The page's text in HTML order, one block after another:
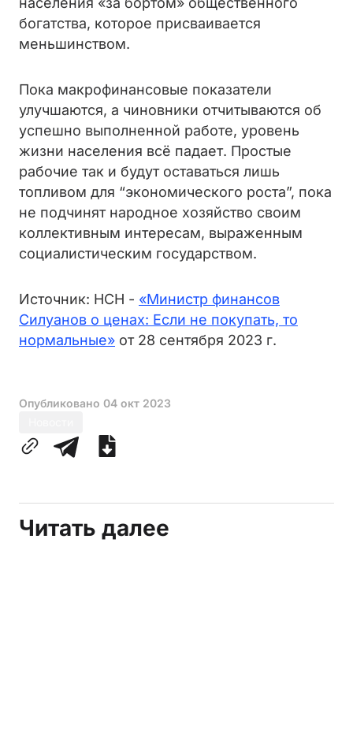
богатства, которое присваивается
меньшинством.
Пока макрофинансовые показатели
улучшаются, а чиновники отчитываются об
успешно выполненной работе, уровень
жизни населения всё падает. Простые
рабочие так и будут оставаться лишь
топливом для “экономического роста”, пока
не подчинят народное хозяйство своим
коллективным интересам, выраженным
социалистическим государством.
Источник: НСН - «Министр финансов
Силуанов о ценах: Если не покупать, то
нормальные» от 28 сентября 2023 г.
Опубликовано 04 окт 2023
Читать далее